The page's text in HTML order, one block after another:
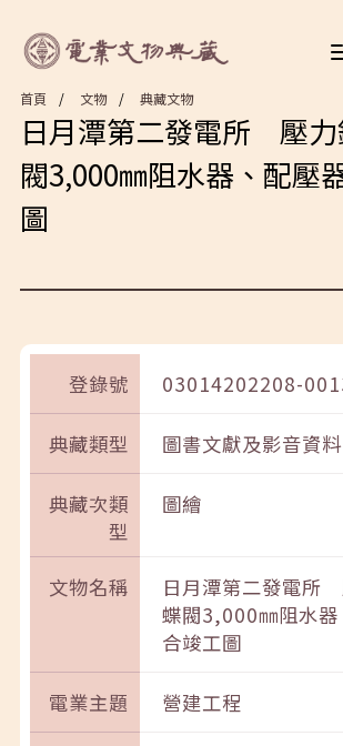
首頁 文物 典藏文物
日月潭第二發電所 壓
閥3,000㎜阻水器、配壓
圖
登錄號 03014202208-
典藏類型 圖書文獻及影音資料
典藏次類
型
圖繪
文物名稱
日月潭第二發電
蝶閥3,000㎜阻水器
合竣工圖
電業主題 營建工程